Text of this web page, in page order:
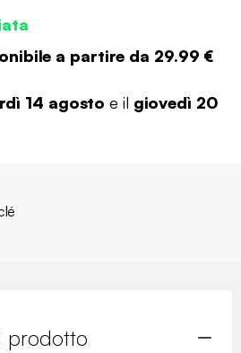
a partire da 29.99 €
14 agosto e il giovedì 20
prodotto